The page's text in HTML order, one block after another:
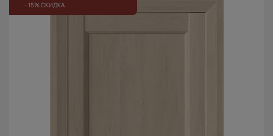
- 15% СКИДКА